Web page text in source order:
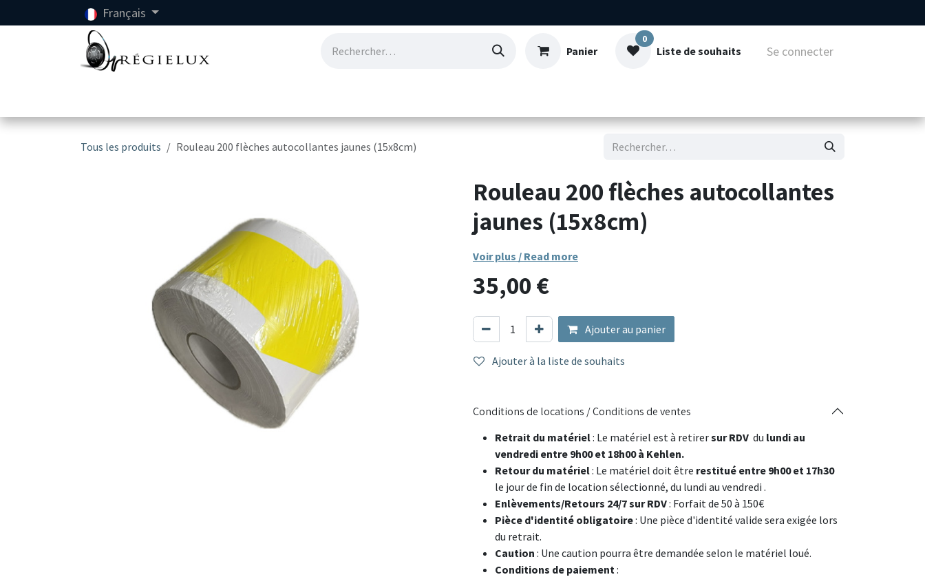
Se rendre au contenu Français
Panier
0
Liste de souhaits Se connecter
Tous les produits Rouleau 200 flèches autocollantes jaunes (15x8cm)
Rouleau 200 flèches autocollantes
jaunes (15x8cm)
Voir plus / Read more
35,00€
Ajouter au panier
Ajouter à la liste de souhaits
Conditions de locations / Conditions de ventes
Retrait du matériel: Le matériel est à retirersur RDV du lundi au
vendredi entre 9h00 et 18h00 à Kehlen.
Retour du matériel: Le matériel doit être restitué entre 9h00 et 17h30
le jour de fin de location sélectionné, du lundi au vendredi .
Enlèvements/Retours 24/7 sur RDV: Forfait de 50 à 150€
Pièce d'identité obligatoire: Une pièce d'identité valide sera exigée lors
du retrait.
Caution : Une caution pourra être demandée selon le matériel loué.
Conditions de paiement: